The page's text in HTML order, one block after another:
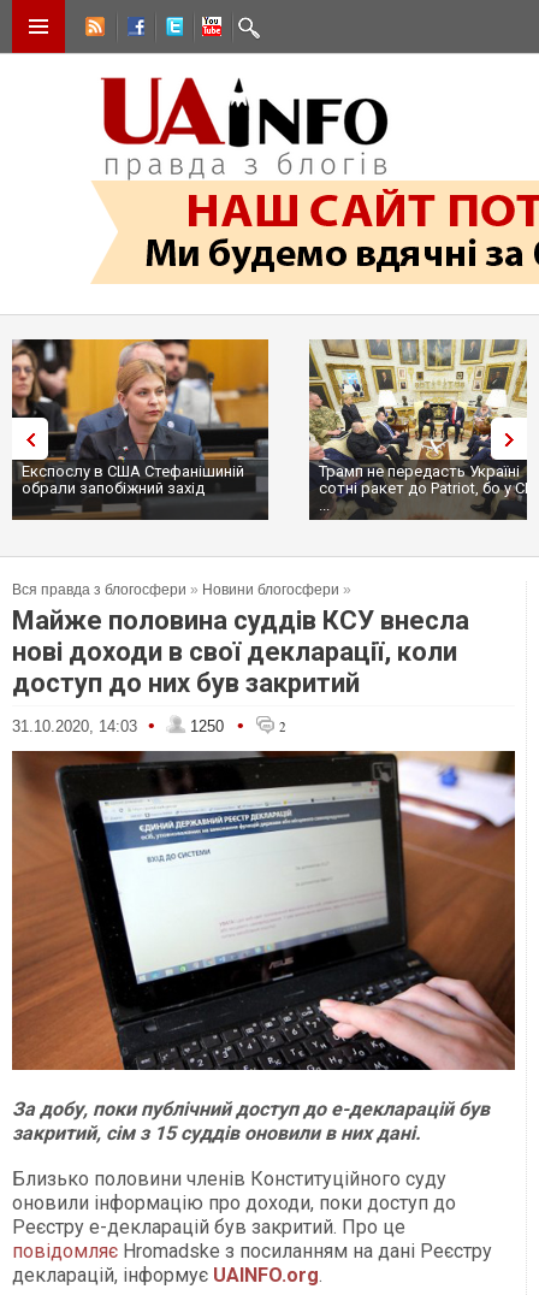
Експослу в США Стефанішиній
обрали запобіжний захід
Трамп не передасть Україні
сотні ракет до Patriot, бо у
...
Вся правда з блогосфери » Новини блогосфери »
Майже половина суддів КСУ внесла
нові доходи в свої декларації, коли
доступ до них був закритий
31.10.2020, 14:03 • 1250 • 2
За добу, поки публічний доступ до е-декларацій був
закритий, сім з 15 суддів оновили в них дані.
Близько половини членів Конституційного суду
оновили інформацію про доходи, поки доступ до
Реєстру е-декларацій був закритий. Про це
повідомляє Hromadske з посиланням на дані Реєстру
декларацій, інформує UAINFO.org.